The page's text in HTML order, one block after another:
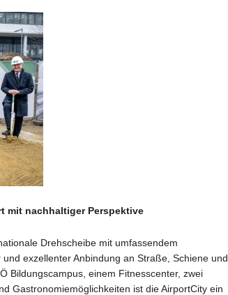
mit nachhaltiger Perspektive
Drehscheibe mit umfassendem
exzellenter Anbindung an Straße, Schiene und
Bildungscampus, einem Fitnesscenter, zwei
Gastronomiemöglichkeiten ist die AirportCity ein